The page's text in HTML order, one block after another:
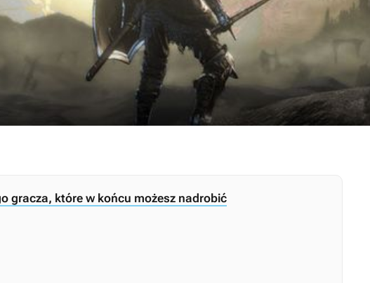
gracza, które w końcu możesz nadrobić